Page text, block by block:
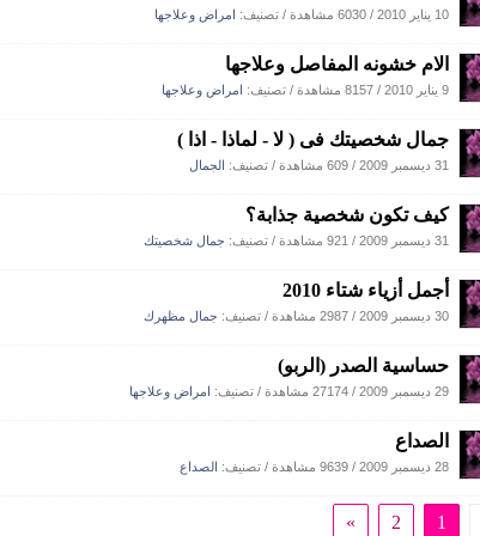
10 يناير 2010 / 6030 مشاهدة / تصنيف: امراض وعلاجها
الام خشونه المفاصل وعلاجها
9 يناير 2010 / 8157 مشاهدة / تصنيف: امراض وعلاجها
جمال شخصيتك فى ( لا - لماذا - اذا )
31 ديسمبر 2009 / 609 مشاهدة / تصنيف: الجمال
كيف تكون شخصية جذابة؟
31 ديسمبر 2009 / 921 مشاهدة / تصنيف: جمال شخصيتك
أجمل أزياء شتاء 2010
30 ديسمبر 2009 / 2987 مشاهدة / تصنيف: جمال مظهرك
حساسية الصدر (الربو)
29 ديسمبر 2009 / 27174 مشاهدة / تصنيف: امراض وعلاجها
الصداع
28 ديسمبر 2009 / 9639 مشاهدة / تصنيف: الصداع
1
2
»